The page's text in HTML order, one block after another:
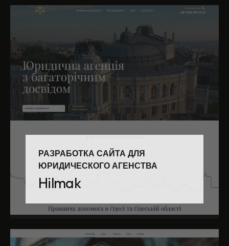
РАЗРАБОТКА САЙТА ДЛЯ
ЮРИДИЧЕСКОГО АГЕНСТВА
Hilmak